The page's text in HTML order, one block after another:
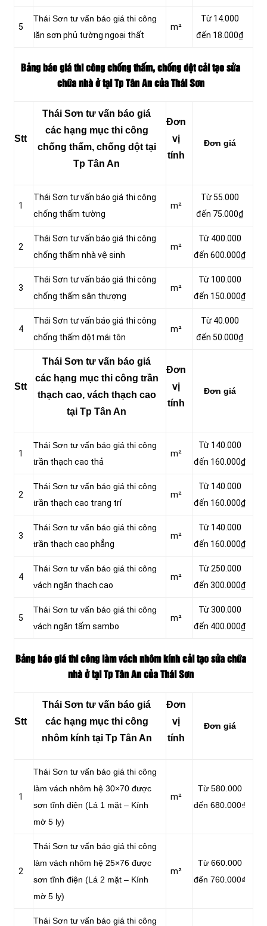
5
Thái Sơn tư vấn báo giá thi công
lăn sơn phủ tường ngoại thất
m²
Từ 14.000
đến 18.000₫
Bảng báo giá thi công chống thấm, chống dột cải tạo sửa
chữa nhà ở tại Tp Tân An của Thái Sơn
Stt
Thái Sơn tư vấn báo giá
các hạng mục thi công
chống thấm, chống dột tại
Tp Tân An
Đơn
vị
tính
Đơn giá
1
Thái Sơn tư vấn báo giá thi công
chống thấm tường
m²
Từ 55.000
đến 75.000₫
2
Thái Sơn tư vấn báo giá thi công
chống thấm nhà vệ sinh
m²
Từ 400.000
đến 600.000₫
3
Thái Sơn tư vấn báo giá thi công
chống thấm sân thượng
m²
Từ 100.000
đến 150.000₫
4
Thái Sơn tư vấn báo giá thi công
chống thấm dột mái tôn
m²
Từ 40.000
đến 50.000₫
Stt
Thái Sơn tư vấn báo giá
các hạng mục thi công trần
thạch cao, vách thạch cao
tại Tp Tân An
Đơn
vị
tính
Đơn giá
1
Thái Sơn tư vấn báo giá thi công
trần thạch cao thả
m²
Từ 140.000
đến 160.000₫
2
Thái Sơn tư vấn báo giá thi công
trần thạch cao trang trí
m²
Từ 140.000
đến 160.000₫
3
Thái Sơn tư vấn báo giá thi công
trần thạch cao phẳng
m²
Từ 140.000
đến 160.000₫
4
Thái Sơn tư vấn báo giá thi công
vách ngăn thạch cao
m²
Từ 250.000
đến 300.000₫
5
Thái Sơn tư vấn báo giá thi công
vách ngăn tấm sambo
m²
Từ 300.000
đến 400.000₫
Bảng báo giá thi công làm vách nhôm kính cải tạo sửa chữa
nhà ở tại Tp Tân An của Thái Sơn
Stt
Thái Sơn tư vấn báo giá
các hạng mục thi công
nhôm kính tại Tp Tân An
Đơn
vị
tính
Đơn giá
1
Thái Sơn tư vấn báo giá thi công
làm vách nhôm hệ 30×70 được
sơn tĩnh điện (Lá 1 mặt – Kính
mờ 5 ly)
m²
Từ 580.000
đến 680.000₫
2
Thái Sơn tư vấn báo giá thi công
làm vách nhôm hệ 25×76 được
sơn tĩnh điện (Lá 2 mặt – Kính
mờ 5 ly)
m²
Từ 660.000
đến 760.000₫
Thái Sơn tư vấn báo giá thi công